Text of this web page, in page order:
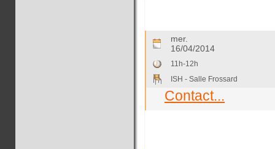
mer.
16/04/2014
11h-12h
ISH - Salle Frossard
Contact...